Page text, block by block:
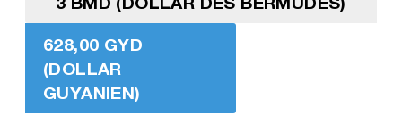
628,00 GYD
(DOLLAR
GUYANIEN)